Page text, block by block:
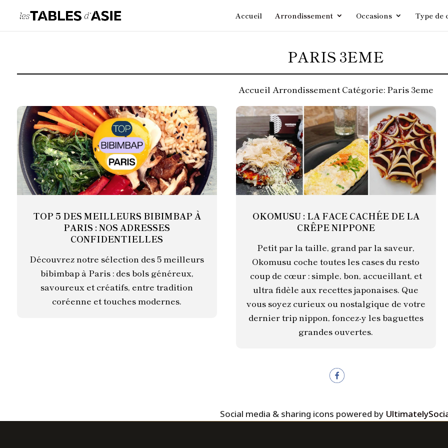
Accueil Arrondissement Occasions Type de
PARIS 3EME
Accueil Arrondissement Catégorie: Paris 3eme
TOP 5 DES MEILLEURS BIBIMBAP À
PARIS : NOS ADRESSES
CONFIDENTIELLES
Découvrez notre sélection des 5 meilleurs
bibimbap à Paris : des bols généreux,
savoureux et créatifs, entre tradition
coréenne et touches modernes.
OKOMUSU : LA FACE CACHÉE DE LA
CRÊPE NIPPONE
Petit par la taille, grand par la saveur,
Okomusu coche toutes les cases du resto
coup de cœur : simple, bon, accueillant, et
ultra fidèle aux recettes japonaises. Que
vous soyez curieux ou nostalgique de votre
dernier trip nippon, foncez-y les baguettes
grandes ouvertes.
Social media & sharing icons powered by